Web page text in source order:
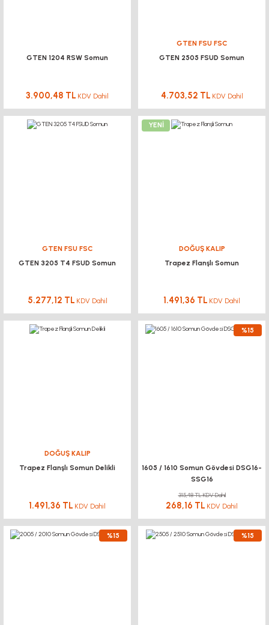
GTEN 1204 RSW Somun
3.900,48 TL KDV Dahil
GTEN FSU FSC
GTEN 2505 FSUD Somun
4.703,52 TL KDV Dahil
GTEN FSU FSC
GTEN 3205 T4 FSUD Somun
5.277,12 TL KDV Dahil
YENİ
DOĞUŞ KALIP
Trapez Flanşlı Somun
1.491,36 TL KDV Dahil
DOĞUŞ KALIP
Trapez Flanşlı Somun Delikli
1.491,36 TL KDV Dahil
%15
1605 / 1610 Somun Gövdesi DSG16-
SSG16
315,48 TL KDV Dahil
268,16 TL KDV Dahil
%15 %15